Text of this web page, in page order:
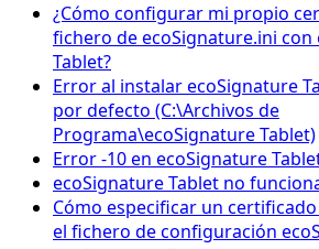
¿Cómo configurar mi propio
fichero de ecoSignature.ini con
Tablet?
Error al instalar ecoSignature
por defecto (C:\Archivos de
Programa\ecoSignature Tablet)
Error -10 en ecoSignature
ecoSignature Tablet no
Cómo especificar un
el fichero de configuración